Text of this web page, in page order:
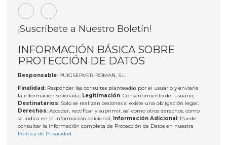
¡Suscríbete a Nuestro Boletín!
INFORMACIÓN BÁSICA SOBRE
PROTECCIÓN DE DATOS
Responsable: PUIGSERVER-ROMAN, S.L.
Finalidad: Responder las consultas planteadas por el usuario y enviarle
la información solicitada; Legitimación: Consentimiento del usuario;
Destinatarios: Solo se realizan cesiones si existe una obligación legal;
Derechos: Acceder, rectificar y suprimir, así como otros derechos, como
se indica en la información adicional; Información Adicional: Puede
consultar la información completa de Protección de Datos en nuestra
Política de Privacidad.